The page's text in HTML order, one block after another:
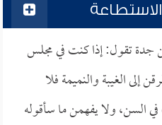
جدة تقول: إذا كنت في مجلس
إلى الغيبة والنميمة فلا
السن، ولا يفهمن ما سأقوله